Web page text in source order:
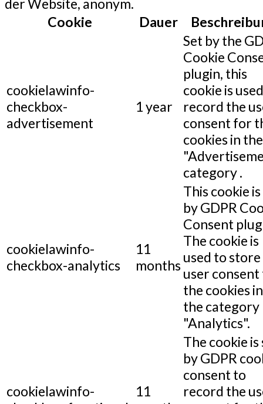
Cookie
Dauer
cookielawinfo-
checkbox-
advertisement
1 year
Set by the
Cookie
plugin, this
cookie is
record the
consent for
cookies in the
category .
cookielawinfo-
checkbox-analytics
11
months
This cookie
by GDPR
Consent
The cookie is
used to
user
the cookies in
the category
"Analytics".
cookielawinfo-
11
The cookie is
by GDPR
consent to
record the